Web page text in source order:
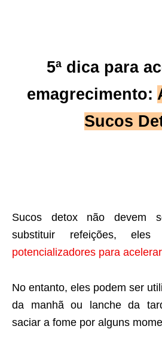
5ª dica para
emagrecimento:
Sucos
Sucos detox não devem
substituir refeições, eles
potencializadores para
No entanto, eles podem ser
da manhã ou lanche da
saciar a fome por alguns